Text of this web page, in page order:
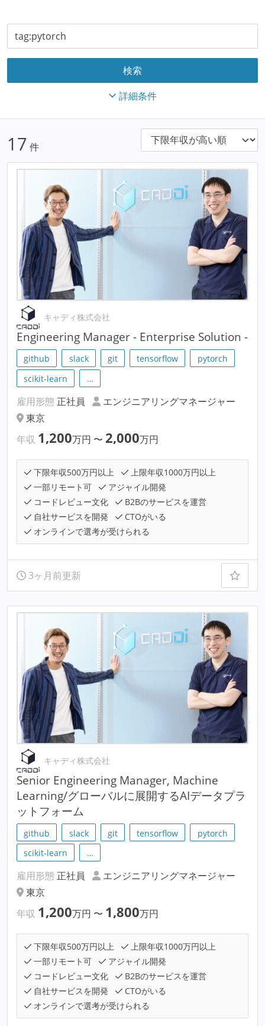
詳細条件
17 件
キャディ株式会社
Engineering Manager - Enterprise Solution -
github slack git tensorflow
pytorch
scikit-learn
…
雇用形態 正社員
エンジニアリングマネージャー
東京
年収 1,200万円 〜 2,000万円
下限年収500万円以上
上限年収1000万円以上
一部リモート可
アジャイル開発
コードレビュー文化
B2Bのサービスを運営
自社サービスを開発
CTOがいる
オンラインで選考が受けられる
3ヶ月前更新
キャディ株式会社
Senior Engineering Manager, Machine
Learning/グローバルに展開するAIデータプラ
ットフォーム
github slack git tensorflow
pytorch
scikit-learn
…
雇用形態 正社員
エンジニアリングマネージャー
東京
年収 1,200万円 〜 1,800万円
下限年収500万円以上
上限年収1000万円以上
一部リモート可
アジャイル開発
コードレビュー文化
B2Bのサービスを運営
自社サービスを開発
CTOがいる
オンラインで選考が受けられる